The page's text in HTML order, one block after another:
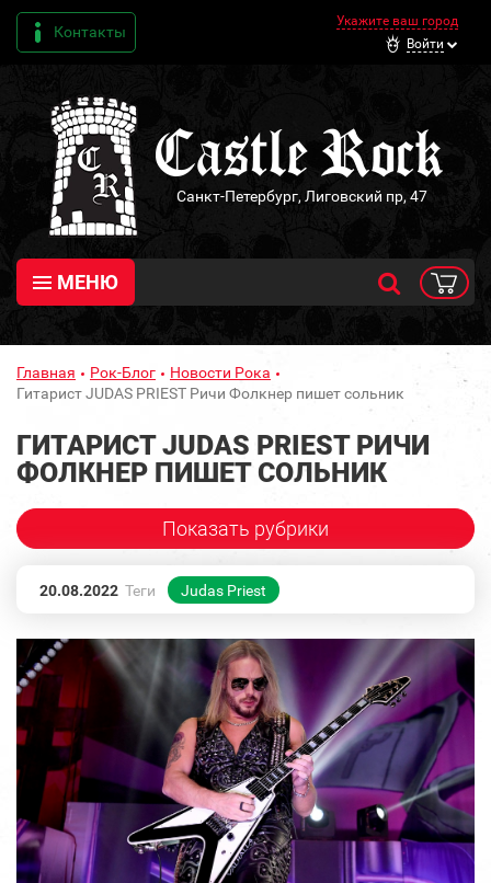
Контакты
Укажите ваш город
Войти
Санкт-Петербург, Лиговский пр, 47
МЕНЮ
Главная Рок-Блог
Новости Рока
Гитарист JUDAS PRIEST Ричи Фолкнер пишет сольник
ГИТАРИСТ JUDAS PRIEST РИЧИ
ФОЛКНЕР ПИШЕТ СОЛЬНИК
Показать рубрики
20.08.2022 Теги Judas Priest